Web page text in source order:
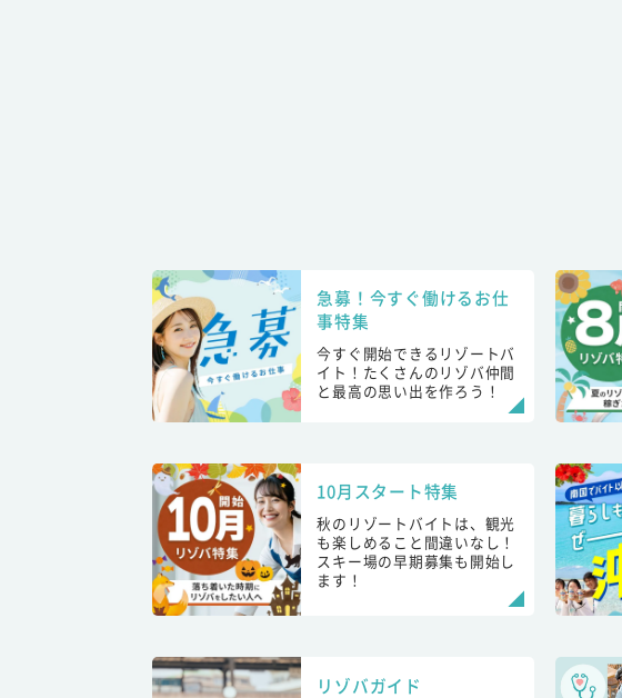
急募！今すぐ働けるお仕
事特集
今すぐ開始できるリゾートバ
イト！たくさんのリゾバ仲間
と最高の思い出を作ろう！
10月スタート特集
秋のリゾートバイトは、観光
も楽しめること間違いなし！
スキー場の早期募集も開始し
ます！
リゾバガイド